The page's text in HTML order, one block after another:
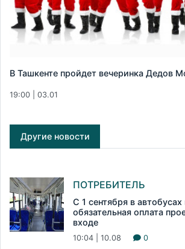
В Ташкенте пройдет вечеринка Дедов
19:00 | 03.01
Другие новости
ПОТРЕБИТЕЛЬ
С 1 сентября в автобусах
обязательная оплата
входе
10:04 | 10.08 0